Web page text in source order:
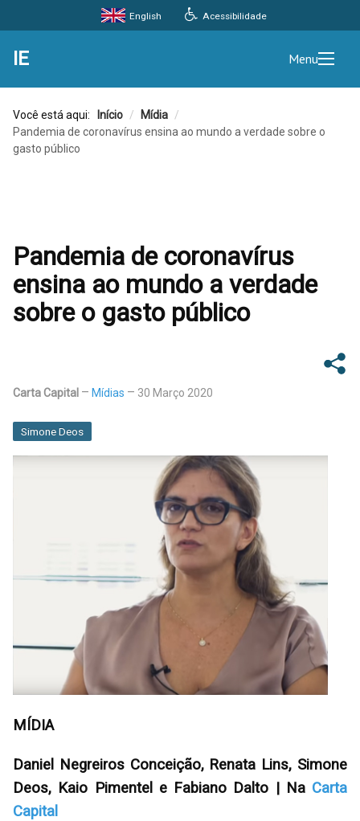
Acessibilidade
English
IE Menu
Você está aqui: Início / Mídia /
Pandemia de coronavírus ensina ao mundo a verdade sobre o
gasto público
Pandemia de coronavírus
ensina ao mundo a verdade
sobre o gasto público
Carta Capital Mídias 30 Março 2020
Simone Deos
MÍDIA
Daniel Negreiros Conceição, Renata Lins, Simone
Deos, Kaio Pimentel e Fabiano Dalto | Na Carta
Capital